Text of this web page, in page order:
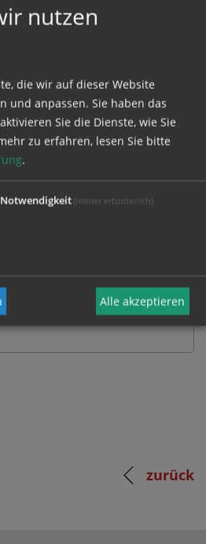
frei verfügbar. Bitte
bestellen Sie das
mit Ihrem Benutzernamen
zurück
nutzen
die wir auf dieser Website
und anpassen. Sie haben das
Sie die Dienste, wie Sie
zu erfahren, lesen Sie bitte
.
(immer erforderlich)
Alle akzeptieren